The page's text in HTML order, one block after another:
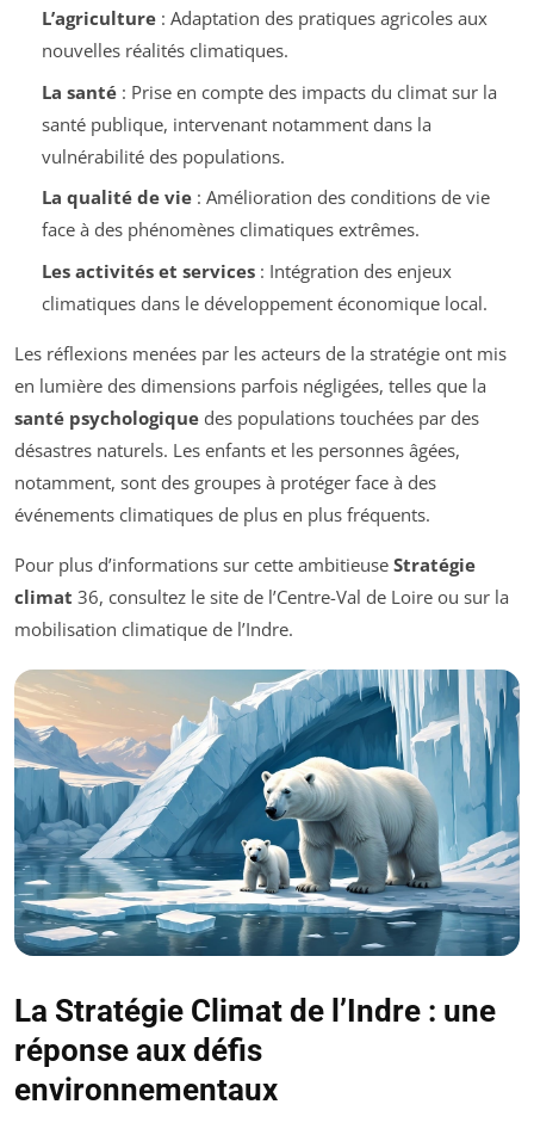
L’agriculture: Adaptation des pratiques agricoles aux
nouvelles réalités climatiques.
La santé: Prise en compte des impacts du climat sur la
santé publique, intervenant notamment dans la
vulnérabilité des populations.
La qualité de vie: Amélioration des conditions de vie
face à des phénomènes climatiques extrêmes.
Les activités et services: Intégration des enjeux
climatiques dans le développement économique local.
Les réflexions menées par les acteurs de la stratégie ont mis
en lumière des dimensions parfois négligées, telles que la
santé psychologique des populations touchées par des
désastres naturels. Les enfants et les personnes âgées,
notamment, sont des groupes à protéger face à des
événements climatiques de plus en plus fréquents.
Pour plus d’informations sur cette ambitieuse Stratégie
climat 36, consultez le site de l’Centre-Val de Loire ou sur la
mobilisation climatique de l’Indre.
La Stratégie Climat de l’Indre : une
réponse aux défis
environnementaux